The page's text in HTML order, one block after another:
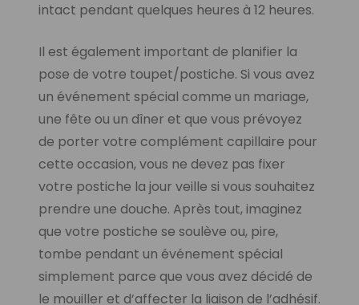
intact pendant quelques heures à 12 heures.
Il est également important de planifier la
pose de votre toupet/postiche. Si vous avez
un événement spécial comme un mariage,
une fête ou un dîner et que vous prévoyez
de porter votre complément capillaire pour
cette occasion, vous ne devez pas fixer
votre postiche la jour veille si vous souhaitez
prendre une douche. Après tout, imaginez
que votre postiche se soulève ou, pire,
tombe pendant un événement spécial
simplement parce que vous avez décidé de
le mouiller et d’affecter la liaison de l’adhésif.